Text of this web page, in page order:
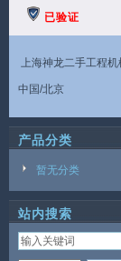
已验证
上海神龙二手工程机
中国/北京
产品分类
暂无分类
站内搜索